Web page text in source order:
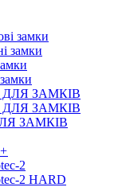
замки
замки
ЗАМКІВ
+
2
2 HARD